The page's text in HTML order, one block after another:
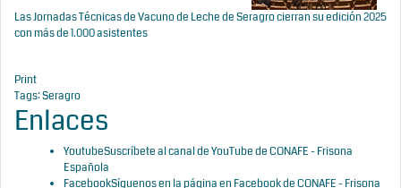
Las Jornadas Técnicas de Vacuno de Leche de Seragro cierran su edición 2025
con más de 1.000 asistentes
Print
Tags:Seragro
Enlaces
YoutubeSuscríbete al canal de YouTube de CONAFE - Frisona
Española
FacebookSíguenos en la página en Facebook de CONAFE - Frisona